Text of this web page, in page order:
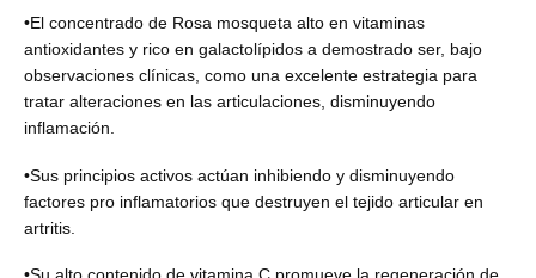
•El concentrado de Rosa mosqueta alto en vitaminas
antioxidantes y rico en galactolípidos a demostrado ser, bajo
observaciones clínicas, como una excelente estrategia para
tratar alteraciones en las articulaciones, disminuyendo
inflamación.
•Sus principios activos actúan inhibiendo y disminuyendo
factores pro inflamatorios que destruyen el tejido articular en
artritis.